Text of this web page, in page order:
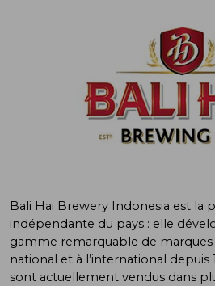
Bali Hai Brewery Indonesia est la
indépendante du pays : elle
gamme remarquable de marques
national et à l’international depuis
sont actuellement vendus dans